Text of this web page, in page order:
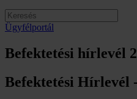
Ügyfélportál
Befektetési hírlevél
Befektetési Hírlevél